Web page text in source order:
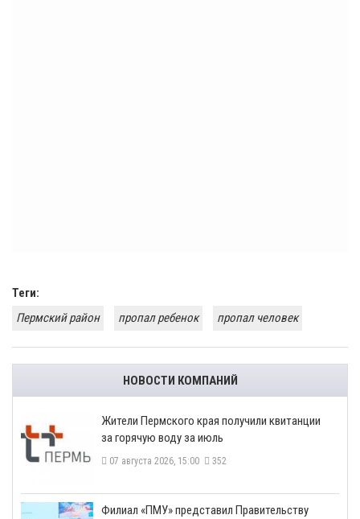
Теги:
Пермский район
пропал ребенок пропал человек
НОВОСТИ КОМПАНИЙ
​Жители Пермского края получили квитанции
за горячую воду за июль
07 августа 2026, 15:00 352
​Филиал «ПМУ» представил Правительству